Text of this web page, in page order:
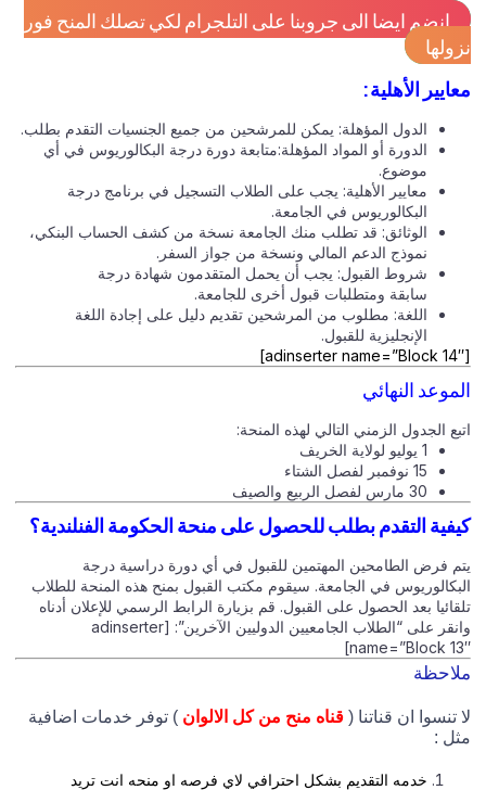
انضم ايضا الى جروبنا على التلجرام لكي تصلك المنح فور
نزولها
معايير الأهلية:
الدول المؤهلة: يمكن للمرشحين من جميع الجنسيات التقدم بطلب.
الدورة أو المواد المؤهلة:متابعة دورة درجة البكالوريوس في أي
موضوع.
معايير الأهلية: يجب على الطلاب التسجيل في برنامج درجة
البكالوريوس في الجامعة.
الوثائق: قد تطلب منك الجامعة نسخة من كشف الحساب البنكي،
نموذج الدعم المالي ونسخة من جواز السفر.
شروط القبول: يجب أن يحمل المتقدمون شهادة درجة
سابقة ومتطلبات قبول أخرى للجامعة.
اللغة: مطلوب من المرشحين تقديم دليل على إجادة اللغة
الإنجليزية للقبول.
[adinserter name=”Block 14″]
الموعد النهائي
اتبع الجدول الزمني التالي لهذه المنحة:
1 يوليو لولاية الخريف
15 نوفمبر لفصل الشتاء
30 مارس لفصل الربيع والصيف
كيفية التقدم بطلب للحصول على منحة الحكومة الفنلندية؟
يتم فرض الطامحين المهتمين للقبول في أي دورة دراسية درجة
البكالوريوس في الجامعة. سيقوم مكتب القبول بمنح هذه المنحة للطلاب
تلقائيا بعد الحصول على القبول. قم بزيارة الرابط الرسمي للإعلان أدناه
وانقر على “الطلاب الجامعيين الدوليين الآخرين”: [adinserter
name=”Block 13″]
ملاحظة
لا تنسوا ان قناتنا ( قناه منح من كل الالوان ) توفر خدمات اضافية
مثل :
خدمه التقديم بشكل احترافي لاي فرصه او منحه انت تريد